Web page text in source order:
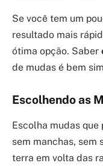
Se você tem um
resultado mais
ótima opção. Saber
de mudas é bem
Escolhendo as
Escolha mudas
sem manchas, sem
terra em volta das